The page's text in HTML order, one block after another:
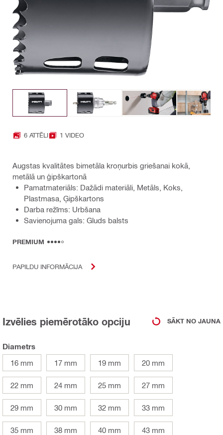
6 ATTĒLI 1 VIDEO
Augstas kvalitātes bimetāla kroņurbis griešanai kokā,
metālā un ģipškartonā
Pamatmateriāls: Dažādi materiāli, Metāls, Koks,
Plastmasa, Ģipškartons
Darba režīms: Urbšana
Savienojuma gals: Gluds balsts
PREMIUM
PAPILDU INFORMĀCIJA
Izvēlies piemērotāko opciju SĀKT NO JAUNA
Diametrs
16 mm
17 mm 19 mm 20 mm
22 mm 24 mm 25 mm 27 mm
29 mm 30 mm 32 mm 33 mm
35 mm 38 mm 40 mm 43 mm